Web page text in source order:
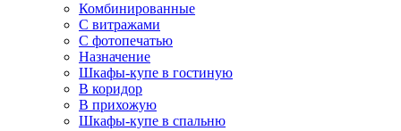
Комбинированные
С витражами
С фотопечатью
Назначение
Шкафы-купе в гостиную
В коридор
В прихожую
Шкафы-купе в спальню